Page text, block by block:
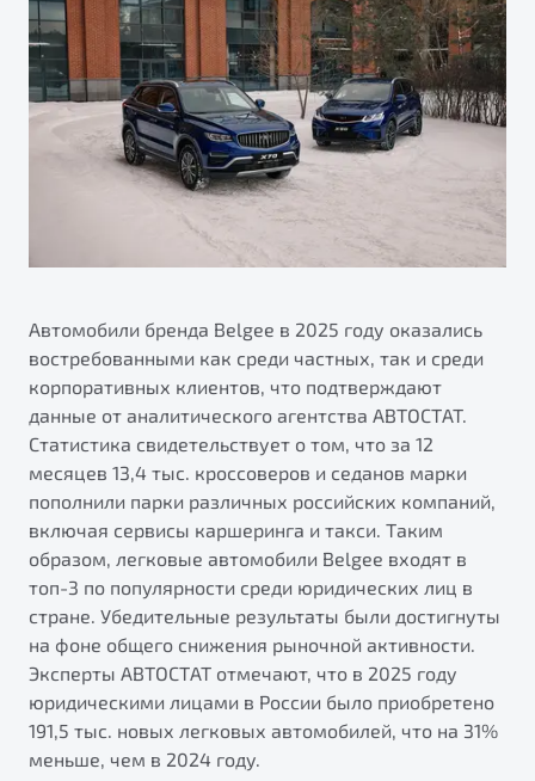
Яркий кроссовер
от 2 219 990 ₽*
В наличии
S50
Элегантный и практичный седан
от 1 699 990 ₽*
Обзор В наличии
X70
Автокредит
Трейд-ин
Страхование
Расчет КАСКО
Узнайте о специальных выгодах при покупке
автомобиля Belgee
Подробно
Автомобили в наличии
Тест-драйв
Автокредит
ПОДДЕРЖКА
Гарантия Belgee
Belgee Линк
Belgee Клуб
Реферальная программа
Помощь на дорогах
Будьте еще более уверены на дорогах с программой
"Помощь на дорогах"
Преимущества программы
О дилерском центре
Правовая информация
НАША КОМАНДА
Автомобили бренда Belgee в 2025 году оказались
востребованными как среди частных, так и среди
корпоративных клиентов, что подтверждают
данные от аналитического агентства АВТОСТАТ.
Статистика свидетельствует о том, что за 12
месяцев 13,4 тыс. кроссоверов и седанов марки
пополнили парки различных российских компаний,
включая сервисы каршеринга и такси. Таким
образом, легковые автомобили Belgee входят в
топ-3 по популярности среди юридических лиц в
стране. Убедительные результаты были достигнуты
на фоне общего снижения рыночной активности.
Эксперты АВТОСТАТ отмечают, что в 2025 году
юридическими лицами в России было приобретено
191,5 тыс. новых легковых автомобилей, что на 31%
меньше, чем в 2024 году.